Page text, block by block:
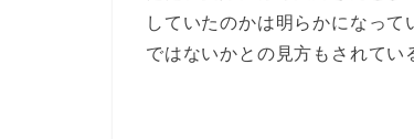
していたのかは明らかになっ
ではないかとの見方もされてい